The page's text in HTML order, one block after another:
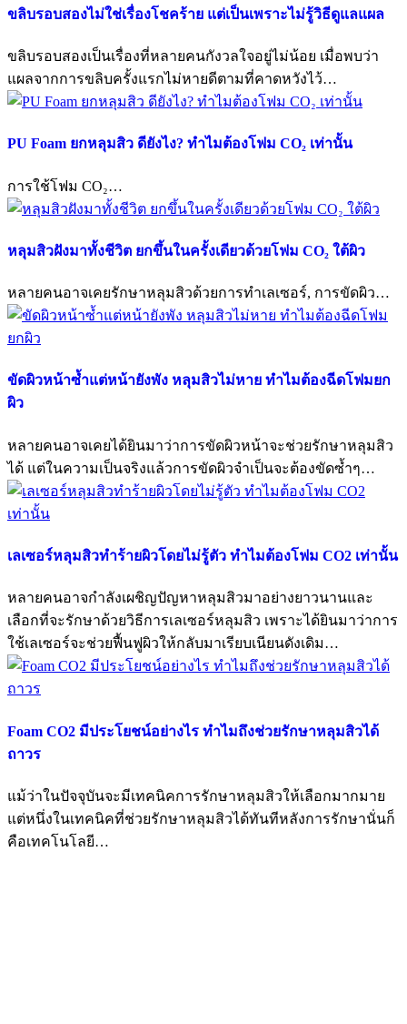
ขลิบรอบสองไม่ใช่เรื่องโชคร้าย แต่เป็นเพราะไม่รู้วิธีดูแลแผล
ขลิบรอบสองเป็นเรื่องที่หลายคนกังวลใจอยู่ไม่น้อย เมื่อพบว่า
แผลจากการขลิบครั้งแรกไม่หายดีตามที่คาดหวังไว้…
PU Foam ยกหลุมสิว ดียังไง? ทำไมต้องโฟม CO₂ เท่านั้น
การใช้โฟม CO₂…
หลุมสิวฝังมาทั้งชีวิต ยกขึ้นในครั้งเดียวด้วยโฟม CO₂ ใต้ผิว
หลายคนอาจเคยรักษาหลุมสิวด้วยการทำเลเซอร์, การขัดผิว…
ขัดผิวหน้าซ้ำแต่หน้ายังพัง หลุมสิวไม่หาย ทำไมต้องฉีดโฟมยก
ผิว
หลายคนอาจเคยได้ยินมาว่าการขัดผิวหน้าจะช่วยรักษาหลุมสิว
ได้ แต่ในความเป็นจริงแล้วการขัดผิวจำเป็นจะต้องขัดซ้ำๆ…
เลเซอร์หลุมสิวทำร้ายผิวโดยไม่รู้ตัว ทำไมต้องโฟม CO2 เท่านั้น
หลายคนอาจกำลังเผชิญปัญหาหลุมสิวมาอย่างยาวนานและ
เลือกที่จะรักษาด้วยวิธีการเลเซอร์หลุมสิว เพราะได้ยินมาว่าการ
ใช้เลเซอร์จะช่วยฟื้นฟูผิวให้กลับมาเรียบเนียนดังเดิม…
Foam CO2 มีประโยชน์อย่างไร ทำไมถึงช่วยรักษาหลุมสิวได้
ถาวร
แม้ว่าในปัจจุบันจะมีเทคนิคการรักษาหลุมสิวให้เลือกมากมาย
แต่หนึ่งในเทคนิคที่ช่วยรักษาหลุมสิวได้ทันทีหลังการรักษานั่นก็
คือเทคโนโลยี…